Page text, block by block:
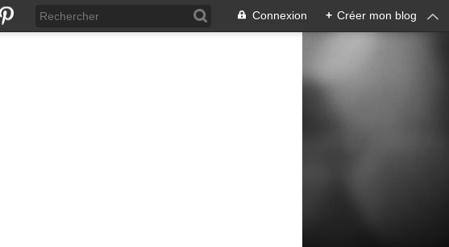
Connexion + Créer mon blog